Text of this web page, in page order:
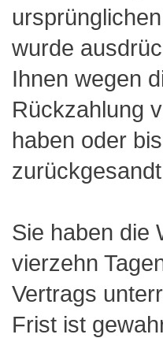
wurde
Ihnen wegen
Rückzahlung
haben oder
Sie haben die
vierzehn
Vertrags
Frist ist